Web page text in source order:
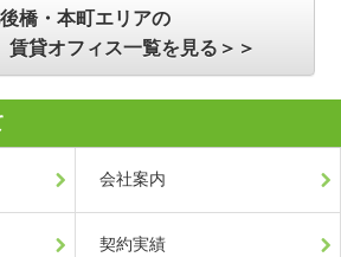
橋・本町エリアの
賃貸オフィス一覧を見る＞＞
会社案内
契約実績